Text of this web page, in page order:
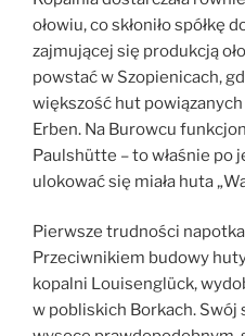
ołowiu, co skłoniło spółkę
zajmującej się produkcją
powstać w Szopienicach,
większość hut
Erben. Na Burowcu
Paulshütte – to właśnie po
ulokować się miała huta
Pierwsze trudności
Przeciwnikiem budowy
kopalni Louisenglück,
w pobliskich Borkach. Swój